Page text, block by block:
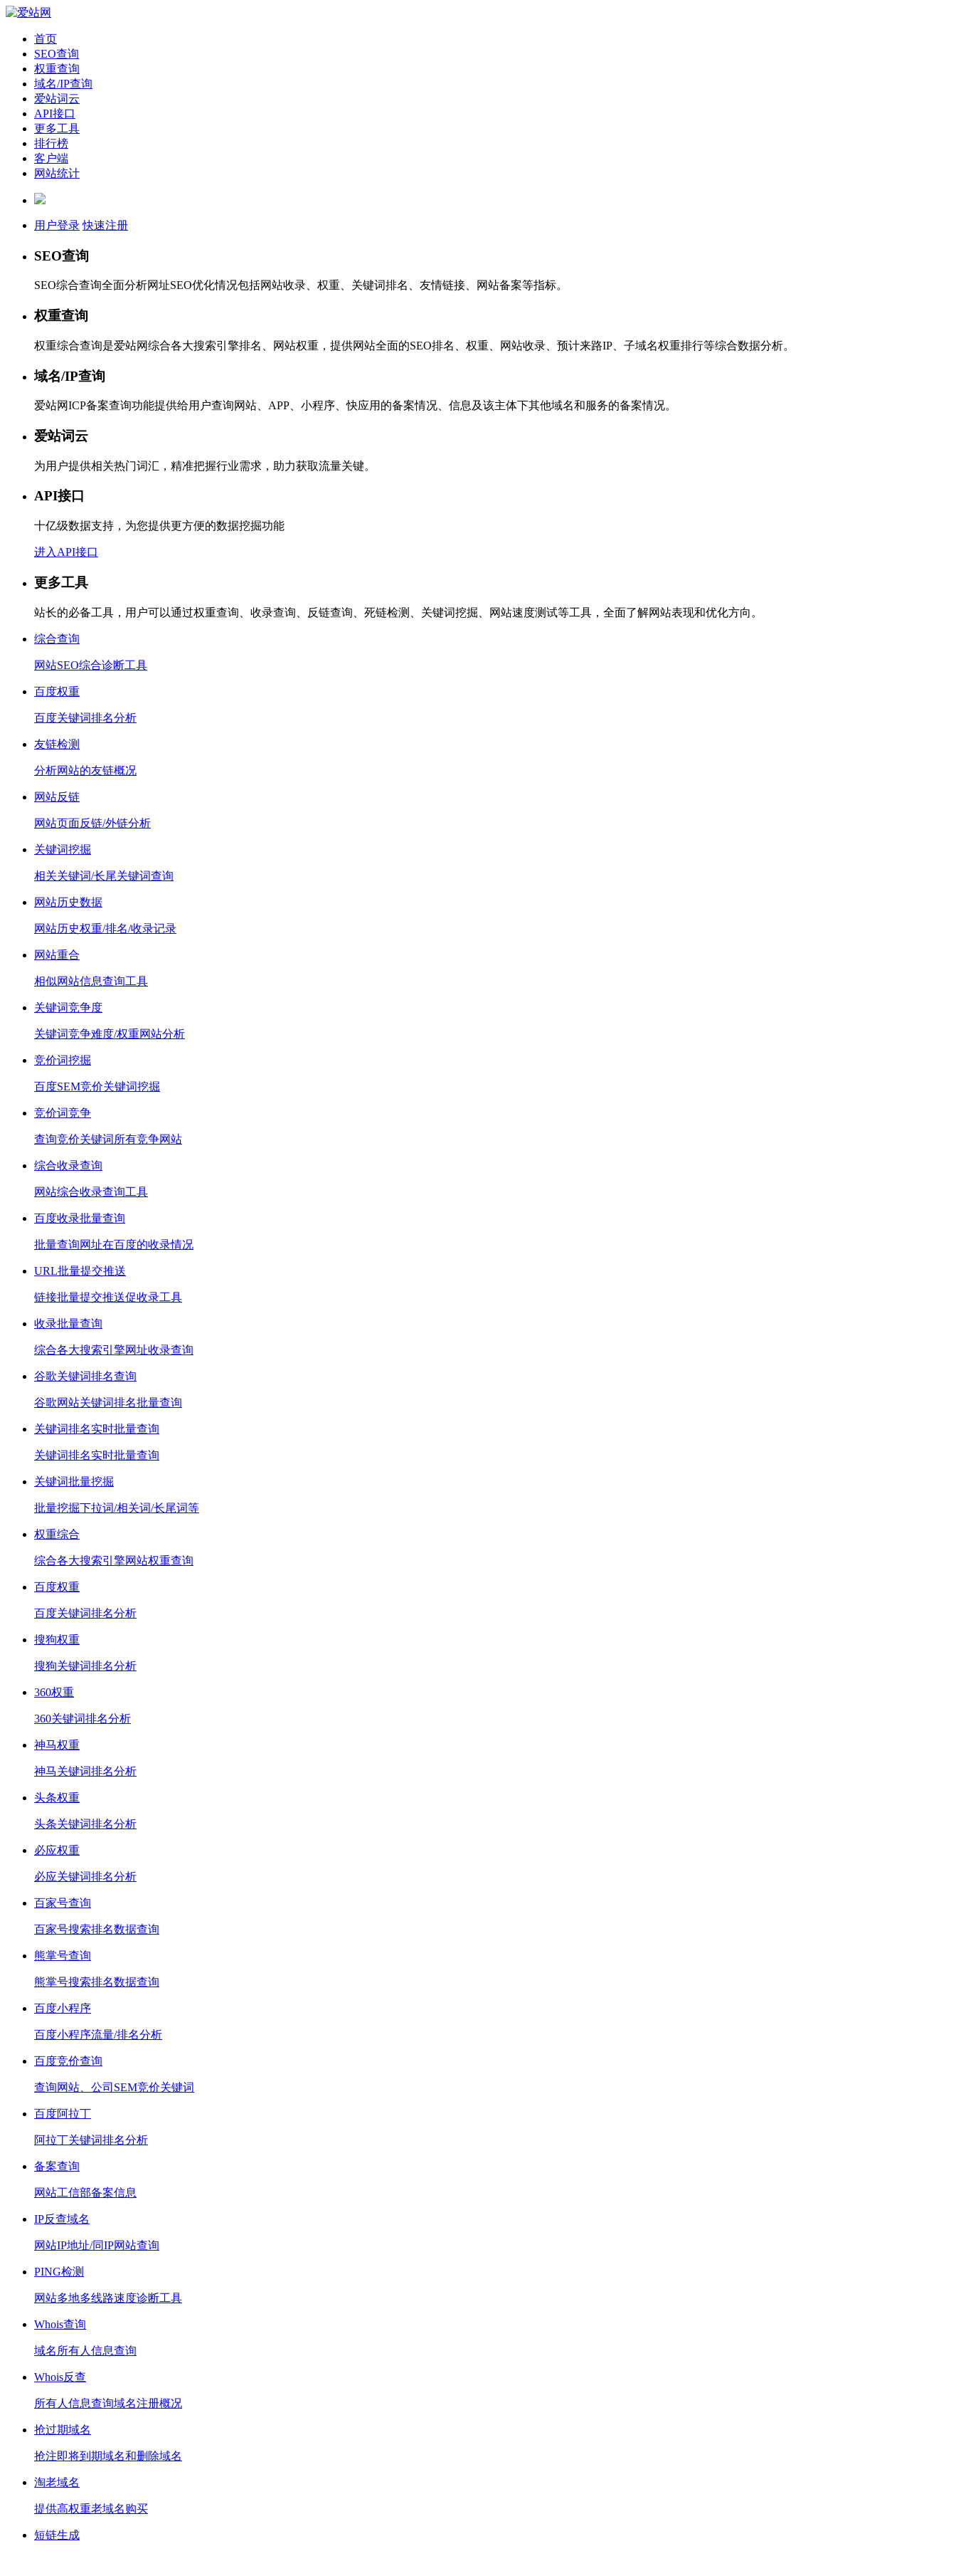
首页
SEO查询
权重查询
域名/IP查询
爱站词云
API接口
更多工具
排行榜
客户端
网站统计
用户登录 快速注册
SEO查询
SEO综合查询全面分析网址SEO优化情况包括网站收录、权重、关键词排名、友情链接、网站备案等指标。
权重查询
权重综合查询是爱站网综合各大搜索引擎排名、网站权重，提供网站全面的SEO排名、权重、网站收录、预计来路IP、子域名权重排行等综合数据分析。
域名/IP查询
爱站网ICP备案查询功能提供给用户查询网站、APP、小程序、快应用的备案情况、信息及该主体下其他域名和服务的备案情况。
爱站词云
为用户提供相关热门词汇，精准把握行业需求，助力获取流量关键。
API接口
十亿级数据支持，为您提供更方便的数据挖掘功能
进入API接口
更多工具
站长的必备工具，用户可以通过权重查询、收录查询、反链查询、死链检测、关键词挖掘、网站速度测试等工具，全面了解网站表现和优化方向。
综合查询
网站SEO综合诊断工具
百度权重
百度关键词排名分析
友链检测
分析网站的友链概况
网站反链
网站页面反链/外链分析
关键词挖掘
相关关键词/长尾关键词查询
网站历史数据
网站历史权重/排名/收录记录
网站重合
相似网站信息查询工具
关键词竞争度
关键词竞争难度/权重网站分析
竞价词挖掘
百度SEM竞价关键词挖掘
竞价词竞争
查询竞价关键词所有竞争网站
综合收录查询
网站综合收录查询工具
百度收录批量查询
批量查询网址在百度的收录情况
URL批量提交推送
链接批量提交推送促收录工具
收录批量查询
综合各大搜索引擎网址收录查询
谷歌关键词排名查询
谷歌网站关键词排名批量查询
关键词排名实时批量查询
关键词排名实时批量查询
关键词批量挖掘
批量挖掘下拉词/相关词/长尾词等
权重综合
综合各大搜索引擎网站权重查询
百度权重
百度关键词排名分析
搜狗权重
搜狗关键词排名分析
360权重
360关键词排名分析
神马权重
神马关键词排名分析
头条权重
头条关键词排名分析
必应权重
必应关键词排名分析
百家号查询
百家号搜索排名数据查询
熊掌号查询
熊掌号搜索排名数据查询
百度小程序
百度小程序流量/排名分析
百度竞价查询
查询网站、公司SEM竞价关键词
百度阿拉丁
阿拉丁关键词排名分析
备案查询
网站工信部备案信息
IP反查域名
网站IP地址/同IP网站查询
PING检测
网站多地多线路速度诊断工具
Whois查询
域名所有人信息查询
Whois反查
所有人信息查询域名注册概况
抢过期域名
抢注即将到期域名和删除域名
淘老域名
提供高权重老域名购买
短链生成